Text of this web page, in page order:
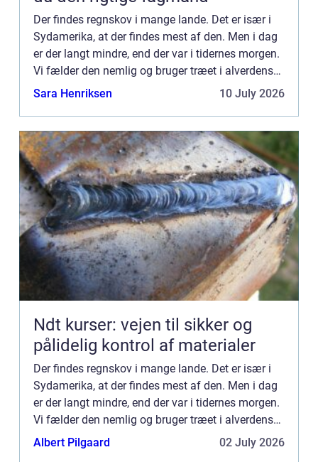
Der findes regnskov i mange lande. Det er især i
Sydamerika, at der findes mest af den. Men i dag
er der langt mindre, end der var i tidernes morgen.
Vi fælder den nemlig og bruger træet i alverdens
forskellige slags produktioner og byggerier.
Sara Henriksen 10 July 2026
Ndt kurser: vejen til sikker og
pålidelig kontrol af materialer
Der findes regnskov i mange lande. Det er især i
Sydamerika, at der findes mest af den. Men i dag
er der langt mindre, end der var i tidernes morgen.
Vi fælder den nemlig og bruger træet i alverdens
forskellige slags produktioner og byggerier.
Albert Pilgaard 02 July 2026